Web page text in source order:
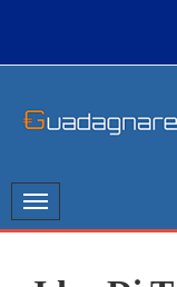
Toggle
navigation